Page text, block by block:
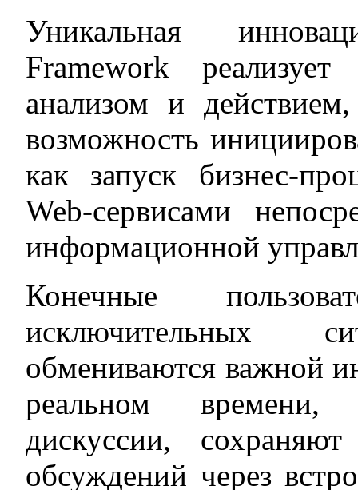
Уникальная
Framework
анализом и действием,
возможность
как запуск бизнес-
Web-сервисами
информационной
Конечные
исключительных
обмениваются важной
реальном времени,
дискуссии,
обсуждений через